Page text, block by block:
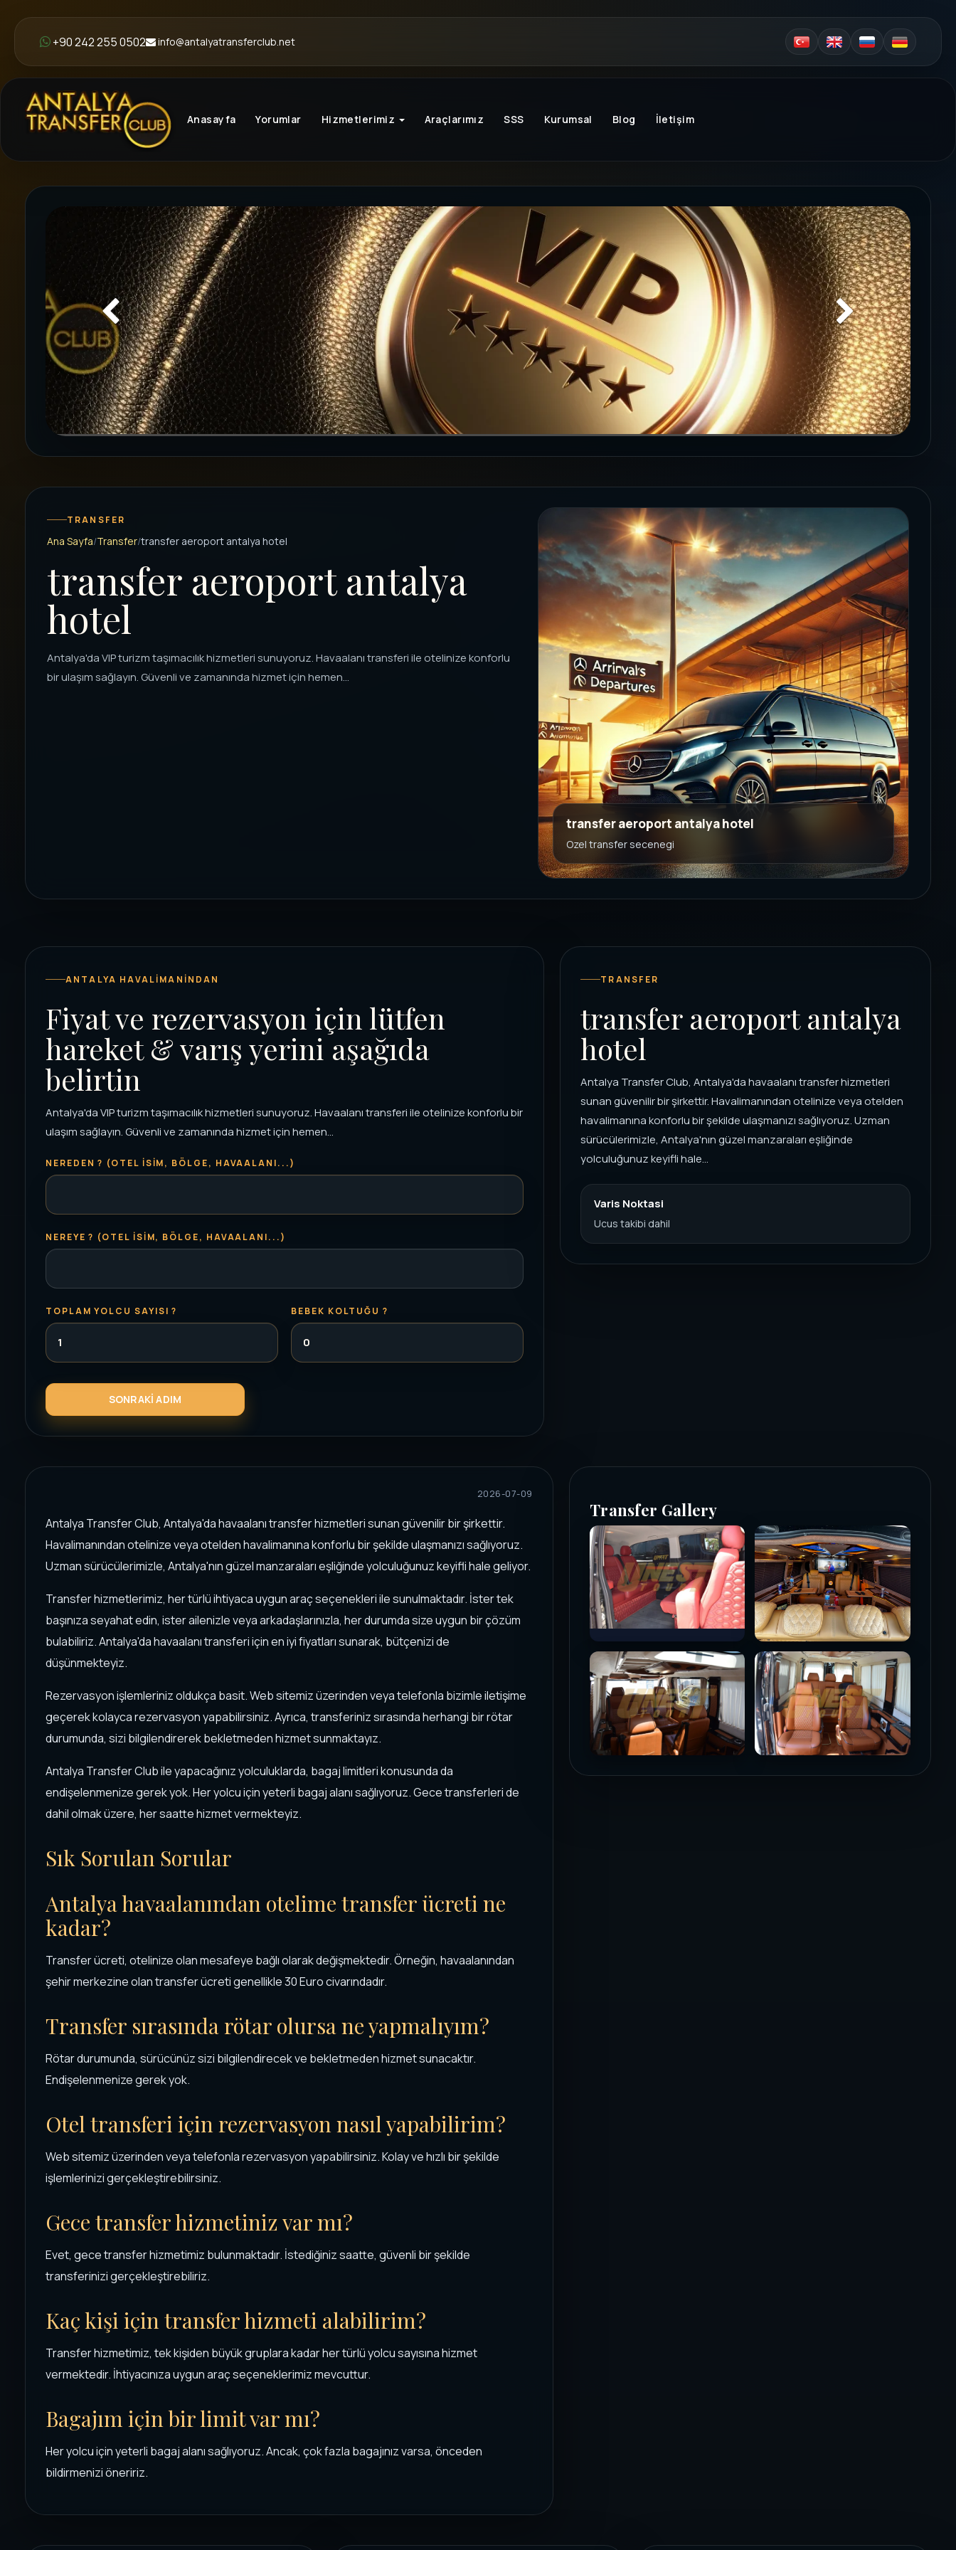
+90 242 255 0502 info@antalyatransferclub.net
Anasayfa Yorumlar Hizmetlerimiz Araçlarımız SSS Kurumsal Blog İletişim
TRANSFER
Ana Sayfa Transfer transfer aeroport antalya hotel
transfer aeroport antalya
hotel
Antalya'da VIP turizm taşımacılık hizmetleri sunuyoruz. Havaalanı transferi ile otelinize konforlu
bir ulaşım sağlayın. Güvenli ve zamanında hizmet için hemen...
transfer aeroport antalya hotel
Ozel transfer secenegi
ANTALYA HAVALIMANINDAN
Fiyat ve rezervasyon için lütfen
hareket & varış yerini aşağıda
belirtin
Antalya'da VIP turizm taşımacılık hizmetleri sunuyoruz. Havaalanı transferi ile otelinize konforlu bir
ulaşım sağlayın. Güvenli ve zamanında hizmet için hemen...
NEREDEN ? (OTEL ISIM, BÖLGE, HAVAALANI...)
NEREYE ? (OTEL ISIM, BÖLGE, HAVAALANI...)
TOPLAM YOLCU SAYISI ? BEBEK KOLTUĞU ?
TRANSFER
transfer aeroport antalya
hotel
Antalya Transfer Club, Antalya'da havaalanı transfer hizmetleri
sunan güvenilir bir şirkettir. Havalimanından otelinize veya otelden
havalimanına konforlu bir şekilde ulaşmanızı sağlıyoruz. Uzman
sürücülerimizle, Antalya'nın güzel manzaraları eşliğinde
yolculuğunuz keyifli hale...
Varis Noktasi
Ucus takibi dahil
2026-07-09
Antalya Transfer Club, Antalya'da havaalanı transfer hizmetleri sunan güvenilir bir şirkettir.
Havalimanından otelinize veya otelden havalimanına konforlu bir şekilde ulaşmanızı sağlıyoruz.
Uzman sürücülerimizle, Antalya'nın güzel manzaraları eşliğinde yolculuğunuz keyifli hale geliyor.
Transfer hizmetlerimiz, her türlü ihtiyaca uygun araç seçenekleri ile sunulmaktadır. İster tek
başınıza seyahat edin, ister ailenizle veya arkadaşlarınızla, her durumda size uygun bir çözüm
bulabiliriz. Antalya'da havaalanı transferi için en iyi fiyatları sunarak, bütçenizi de
düşünmekteyiz.
Rezervasyon işlemleriniz oldukça basit. Web sitemiz üzerinden veya telefonla bizimle iletişime
geçerek kolayca rezervasyon yapabilirsiniz. Ayrıca, transferiniz sırasında herhangi bir rötar
durumunda, sizi bilgilendirerek bekletmeden hizmet sunmaktayız.
Antalya Transfer Club ile yapacağınız yolculuklarda, bagaj limitleri konusunda da
endişelenmenize gerek yok. Her yolcu için yeterli bagaj alanı sağlıyoruz. Gece transferleri de
dahil olmak üzere, her saatte hizmet vermekteyiz.
Sık Sorulan Sorular
Antalya havaalanından otelime transfer ücreti ne
kadar?
Transfer ücreti, otelinize olan mesafeye bağlı olarak değişmektedir. Örneğin, havaalanından
şehir merkezine olan transfer ücreti genellikle 30 Euro civarındadır.
Transfer sırasında rötar olursa ne yapmalıyım?
Rötar durumunda, sürücünüz sizi bilgilendirecek ve bekletmeden hizmet sunacaktır.
Endişelenmenize gerek yok.
Otel transferi için rezervasyon nasıl yapabilirim?
Web sitemiz üzerinden veya telefonla rezervasyon yapabilirsiniz. Kolay ve hızlı bir şekilde
işlemlerinizi gerçekleştirebilirsiniz.
Gece transfer hizmetiniz var mı?
Evet, gece transfer hizmetimiz bulunmaktadır. İstediğiniz saatte, güvenli bir şekilde
transferinizi gerçekleştirebiliriz.
Kaç kişi için transfer hizmeti alabilirim?
Transfer hizmetimiz, tek kişiden büyük gruplara kadar her türlü yolcu sayısına hizmet
vermektedir. İhtiyacınıza uygun araç seçeneklerimiz mevcuttur.
Bagajım için bir limit var mı?
Her yolcu için yeterli bagaj alanı sağlıyoruz. Ancak, çok fazla bagajınız varsa, önceden
bildirmenizi öneririz.
Transfer Gallery